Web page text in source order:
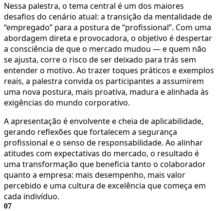
Nessa palestra, o tema central é um dos maiores
desafios do cenário atual: a transição da mentalidade de
“empregado” para a postura de “profissional”. Com uma
abordagem direta e provocadora, o objetivo é despertar
a consciência de que o mercado mudou — e quem não
se ajusta, corre o risco de ser deixado para trás sem
entender o motivo. Ao trazer toques práticos e exemplos
reais, a palestra convida os participantes a assumirem
uma nova postura, mais proativa, madura e alinhada às
exigências do mundo corporativo.
A apresentação é envolvente e cheia de aplicabilidade,
gerando reflexões que fortalecem a segurança
profissional e o senso de responsabilidade. Ao alinhar
atitudes com expectativas do mercado, o resultado é
uma transformação que beneficia tanto o colaborador
quanto a empresa: mais desempenho, mais valor
percebido e uma cultura de excelência que começa em
cada indivíduo.
07